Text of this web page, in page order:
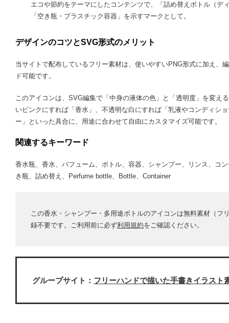
エコや節約をテーマにしたコンテンツで、「詰め替えボトル（
「空き瓶・プラスチック容器」を示すマークとして。
デザインのコツとSVG形式のメリット
当サイトで配布しているフリー素材は、使いやすいPNG形式に加え、
ド可能です。
このアイコンは、SVG編集で「中身の液体の色」と「透明度」を変え
いピンクにすれば「香水」、不透明な白にすれば「乳液やコンディシ
ー」といった具合に、用途に合わせて自由にカスタマイズ可能です。
関連するキーワード
香水瓶、香水、パフューム、ボトル、容器、シャンプー、リンス、コ
き瓶、詰め替え、Perfume bottle、Bottle、Container
この香水・シャンプー・多用途ボトルのアイコンは無料素材（
録不要です。ご利用前に必ず利用規約をご確認ください。
グループサイト： フリーハンドで描いた手書きイラスト